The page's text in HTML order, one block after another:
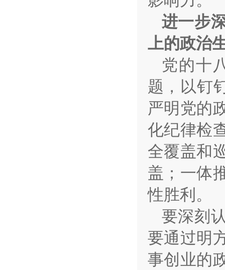
进一步
上的政治
党的十
题，以钉
严明党的
化纪律检
全覆盖和
盖；一体
性胜利。
要深刻
要通过明
事创业的